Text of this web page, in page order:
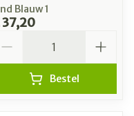
Blauw 1
Bestel